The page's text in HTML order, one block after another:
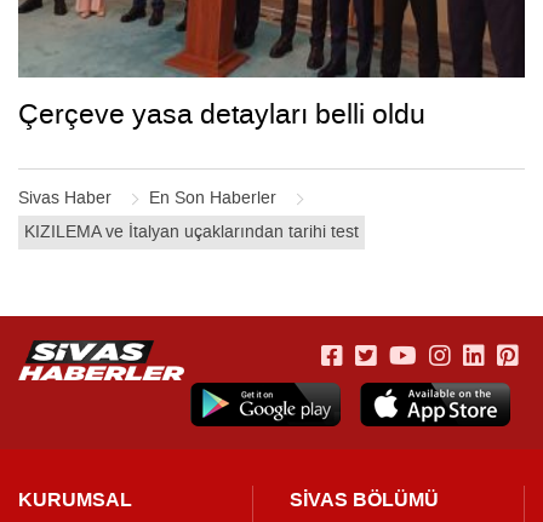
Sivas Haber
En Son Haberler
KIZILEMA ve İtalyan uçaklarından tarihi test
Çerçeve yasa detayları belli oldu
KURUMSAL SİVAS BÖLÜMÜ